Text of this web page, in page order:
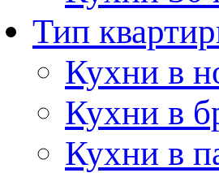
Тип
Кухни в
Кухни в
Кухни в